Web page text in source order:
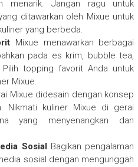
menarik. Jangan ragu untuk
ditawarkan oleh Mixue untuk
yang berbeda.
Mixue menawarkan berbagai
pada es krim, bubble tea,
topping favorit Anda untuk
Mixue.
Mixue didesain dengan konsep
Nikmati kuliner Mixue di gerai
yang menyenangkan dan
Sosial Bagikan pengalaman
sosial dengan mengunggah